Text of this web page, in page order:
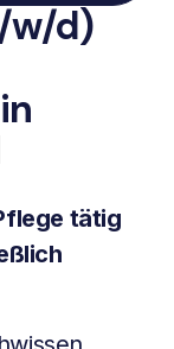
w/d)
tätig